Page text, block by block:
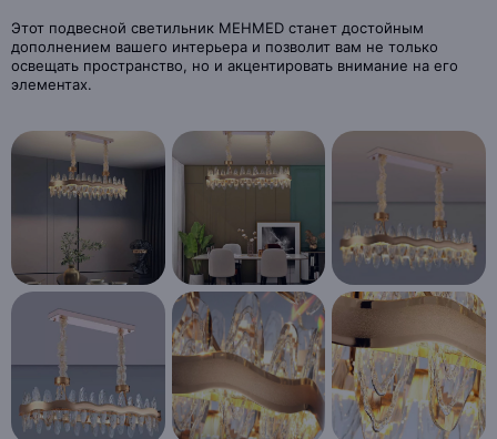
Этот подвесной светильник MEHMED станет достойным
дополнением вашего интерьера и позволит вам не только
освещать пространство, но и акцентировать внимание на его
элементах.